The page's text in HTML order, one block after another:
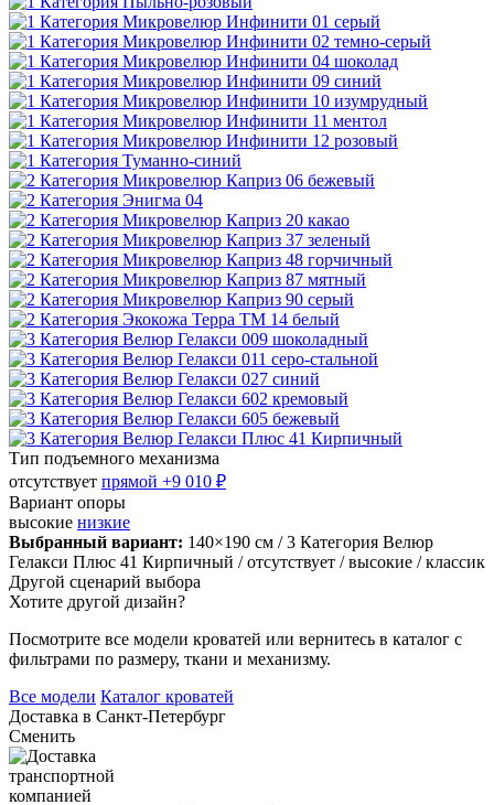
Тип подъемного механизма
отсутствует прямой +9 010 ₽
Вариант опоры
высокие низкие
Выбранный вариант: 140×190 см / 3 Категория Велюр
Гелакси Плюс 41 Кирпичный / отсутствует / высокие / классик
Другой сценарий выбора
Хотите другой дизайн?
Посмотрите все модели кроватей или вернитесь в каталог с
фильтрами по размеру, ткани и механизму.
Все модели Каталог кроватей
Доставка в Санкт-Петербург
Сменить